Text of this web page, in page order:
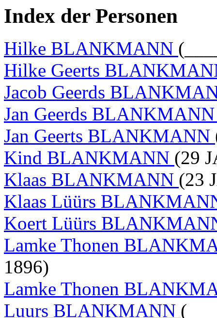
Index der Personen
Hilke BLANKMANN
Hilke Geerts
Jacob Geerds
Jan Geerds
Jan Geerts BLANKMANN
Kind BLANKMANN (29
Klaas BLANKMANN (23
Klaas Lüürs
Koert Lüürs
Lamke Thonen
1896)
Lamke Thonen
Luurs BLANKMANN